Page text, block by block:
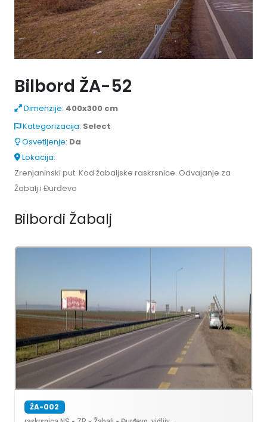
Bilbord ŽA-52
Dimenzije: 400x300 cm
Kategorizacija: Select
Osvetljenje: Da
Lokacija:
Zrenjaninski put. Kod žabaljske raskrsnice. Odvajanje za
Žabalj i Đurđevo
Bilbordi Žabalj
ŽA-002